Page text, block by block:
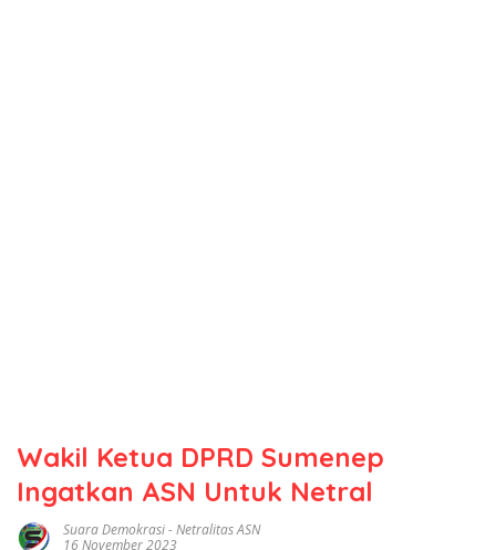
Wakil Ketua DPRD Sumenep
Ingatkan ASN Untuk Netral
Suara Demokrasi-Netralitas ASN
16 November 2023